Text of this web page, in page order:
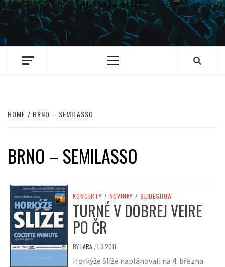
HORKÝŽE SLÍŽE
Primary
HOME BRNO – SEMILASSO
BRNO – SEMILASSO
KONCERTY / NOVINKY / SLIDESHOW
TURNÉ V DOBREJ VEIRE
PO ČR
BYLARA /1.3.2011
Horkýže Slíže naplánovali na 4. března